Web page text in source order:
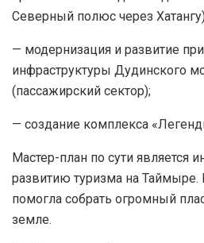
Северный полюс через
— модернизация и развитие
инфраструктуры Дудинского
(пассажирский сектор);
— создание комплекса
Мастер-план по сути является
развитию туризма на Таймыре.
помогла собрать огромный
земле.